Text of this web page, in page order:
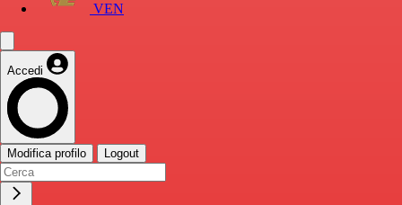
VEN
Accedi
Modifica profilo Logout